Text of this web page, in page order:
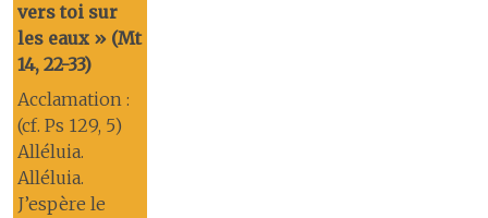
vers toi sur
les eaux » (Mt
14, 22-33)
Acclamation :
(cf. Ps 129, 5)
Alléluia.
Alléluia.
J’espère le